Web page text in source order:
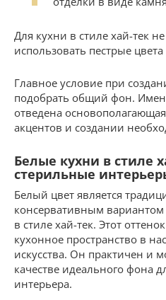
Для кухни в стиле хай-тек
использовать пестрые цвета
Главное условие при
подобрать общий фон.
отведена
акцентов и создании
Белые кухни в стиле
стерильные
Белый цвет является
консервативным
в стиле хай-тек. Этот
кухонное пространство в
искусства. Он практичен и
качестве идеального фона
интерьера.